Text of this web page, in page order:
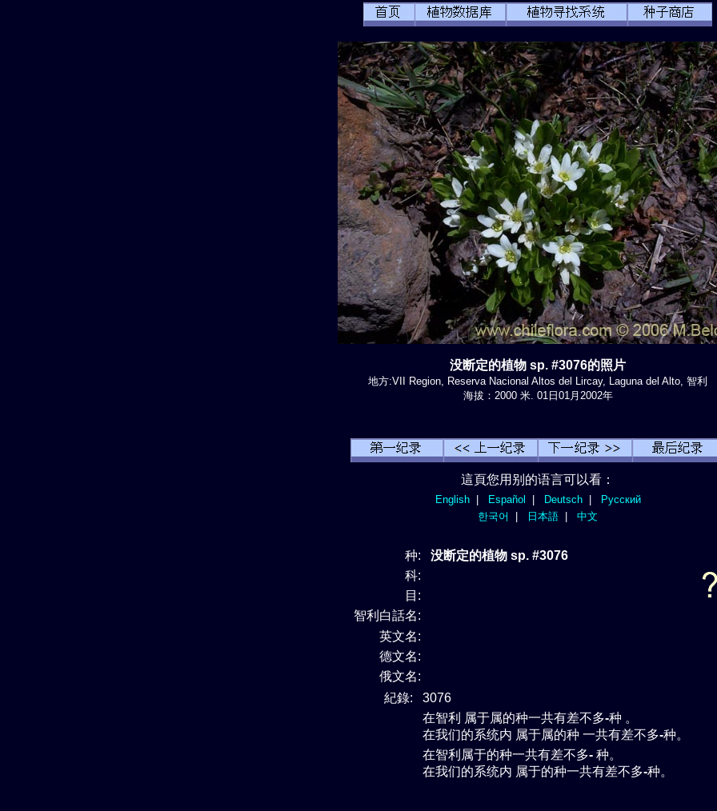
没断定的植物 sp. #3076的照片
地方:VII Region, Reserva Nacional Altos del Lircay, Laguna del Alto, 智利
海拔：2000 米. 01日01月2002年
這頁您用别的语言可以看：
English| Español Deutsch|
Русский
한국어
日本語 中文
种:
没断定的植物 sp. #3076
科:
目:
智利白話名:
英文名:
德文名:
俄文名:
紀錄:
3076
在智利 属于属的种一共有差不多-种 。
在我们的系统内 属于属的种 一共有差不多-种。
在智利属于的种一共有差不多- 种。
在我们的系统内 属于的种一共有差不多-种。